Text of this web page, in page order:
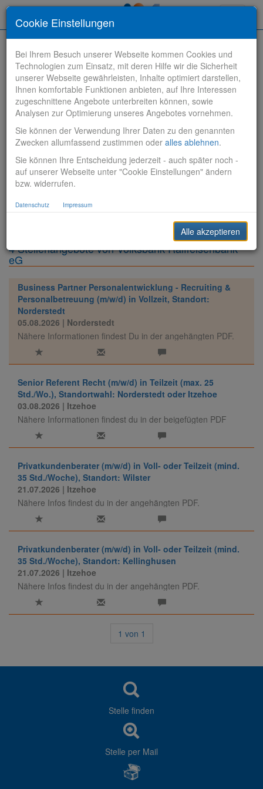
Stelle finden
Vertriebsbank
Produktionsbank
Sonstiges
4 Stellenangebote von Volksbank Raiffeisenbank
eG
Business Partner Personalentwicklung - Recruiting &
Personalbetreuung (m/w/d) in Vollzeit, Standort:
Norderstedt
05.08.2026 | Norderstedt
Nähere Informationen findest Du in der angehängten PDF.
Senior Referent Recht (m/w/d) in Teilzeit (max. 25
Std./Wo.), Standortwahl: Norderstedt oder Itzehoe
03.08.2026 | Itzehoe
Nähere Informationen findest du in der beigefügten PDF
Privatkundenberater (m/w/d) in Voll- oder Teilzeit (mind.
35 Std./Woche), Standort: Wilster
21.07.2026 | Itzehoe
Nähere Infos findest du in der angehängten PDF.
Privatkundenberater (m/w/d) in Voll- oder Teilzeit (mind.
35 Std./Woche), Standort: Kellinghusen
21.07.2026 | Itzehoe
Nähere Infos findest du in der angehängten PDF.
1 von 1
Stelle finden
Stelle per Mail
Cookie Einstellungen
Bei Ihrem Besuch unserer Webseite kommen Cookies und
Technologien zum Einsatz, mit deren Hilfe wir die Sicherheit
unserer Webseite gewährleisten, Inhalte optimiert darstellen,
Ihnen komfortable Funktionen anbieten, auf Ihre Interessen
zugeschnittene Angebote unterbreiten können, sowie
Analysen zur Optimierung unseres Angebotes vornehmen.
Sie können der Verwendung Ihrer Daten zu den genannten
Zwecken allumfassend zustimmen oder alles ablehnen.
Sie können Ihre Entscheidung jederzeit - auch später noch -
auf unserer Webseite unter "Cookie Einstellungen" ändern
bzw. widerrufen.
Datenschutz Impressum
Alle akzeptieren